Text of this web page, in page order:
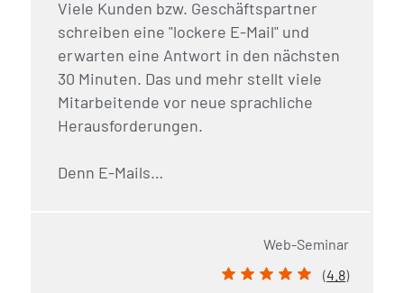
Viele Kunden bzw. Geschäftspartner
schreiben eine "lockere E-Mail" und
erwarten eine Antwort in den nächsten
30 Minuten. Das und mehr stellt viele
Mitarbeitende vor neue sprachliche
Herausforderungen.
Denn E-Mails…
Web-Seminar
(4.8)